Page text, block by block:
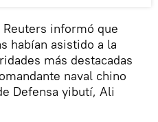
informó que
habían asistido a la
más destacadas
naval chino
Defensa yibutí, Ali